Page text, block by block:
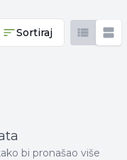
Sortiraj
bi pronašao više